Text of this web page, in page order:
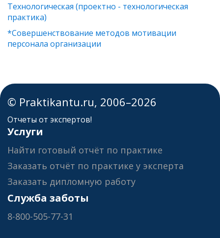
Технологическая (проектно - технологическая
практика)
*Совершенствование методов мотивации
персонала организации
© Praktikantu.ru, 2006–2026
Отчеты от экспертов!
Услуги
Найти готовый отчёт по практике
Заказать отчёт по практике у эксперта
Заказать дипломную работу
Служба заботы
8-800-505-77-31